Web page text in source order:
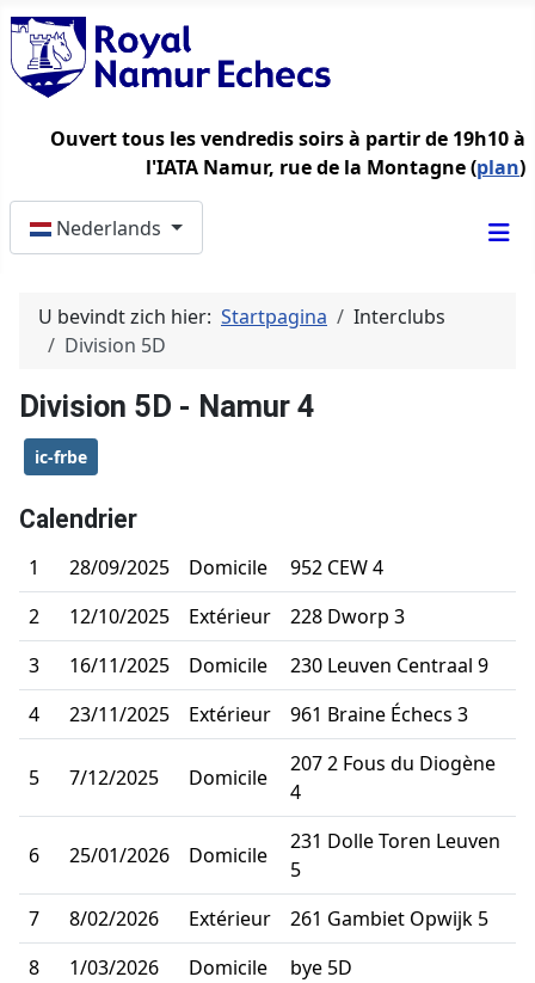
Ouvert tous les vendredis soirs à partir de 19h10 à
l'IATA Namur, rue de la Montagne (plan)
Nederlands
U bevindt zich hier: Startpagina
Interclubs
Division 5D
Division 5D - Namur 4
ic-frbe
Calendrier
1 28/09/2025 Domicile
952 CEW 4
2
12/10/2025 Extérieur
228 Dworp 3
3
16/11/2025 Domicile
230 Leuven Centraal 9
4
23/11/2025 Extérieur 961 Braine Échecs 3
5 7/12/2025 Domicile
207 2 Fous du Diogène
4
6 25/01/2026 Domicile
231 Dolle Toren Leuven
5
7
8/02/2026 Extérieur
261 Gambiet Opwijk 5
8
1/03/2026 Domicile
bye 5D